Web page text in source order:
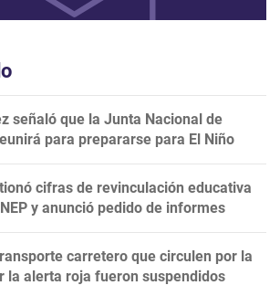
señaló que la Junta Nacional de
para prepararse para El Niño
cifras de revinculación educativa
y anunció pedido de informes
carretero que circulen por la
la alerta roja fueron suspendidos